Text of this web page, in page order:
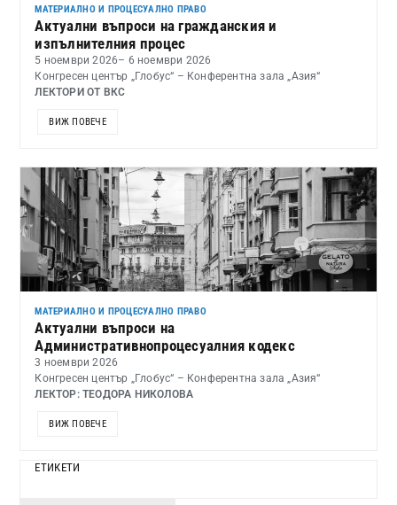
МАТЕРИАЛНО И ПРОЦЕСУАЛНО ПРАВО
Актуални въпроси на гражданския и
изпълнителния процес
5 ноември 2026– 6 ноември 2026
Конгресен център „Глобус“ – Конферентна зала „Азия“
ЛЕКТОРИ ОТ ВКС
ВИЖ ПОВЕЧЕ
МАТЕРИАЛНО И ПРОЦЕСУАЛНО ПРАВО
Актуални въпроси на
Административнопроцесуалния кодекс
3 ноември 2026
Конгресен център „Глобус“ – Конферентна зала „Азия“
ЛЕКТОР: ТЕОДОРА НИКОЛОВА
ВИЖ ПОВЕЧЕ
ЕТИКЕТИ